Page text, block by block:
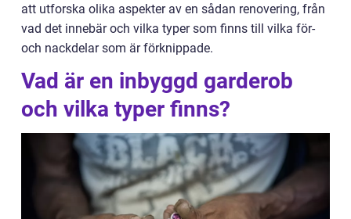
att utforska olika aspekter av en sådan renovering, från
vad det innebär och vilka typer som finns till vilka för-
och nackdelar som är förknippade.
Vad är en inbyggd garderob
och vilka typer finns?